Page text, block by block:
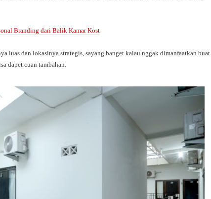
Branding dari Balik Kamar Kost
luas dan lokasinya strategis, sayang banget kalau nggak dimanfaatkan buat
dapet cuan tambahan.